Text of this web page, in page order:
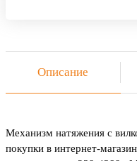
Описание
Механизм натяжения с
покупки в интернет-